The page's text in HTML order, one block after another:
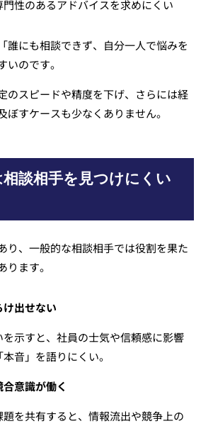
性のあるアドバイスを求めにくい
誰にも相談できず、自分一人で悩みを
のです。
のスピードや精度を下げ、さらには経
ぼすケースも少なくありません。
談相手を見つけにくい
り、一般的な相談相手では役割を果た
ります。
出せない
示すと、社員の士気や信頼感に影響
音」を語りにくい。
意識が働く
を共有すると、情報流出や競争上の